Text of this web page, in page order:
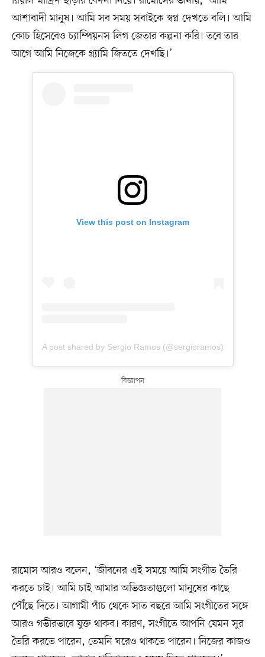
আশাবাদী মানুষ। আমি সব সময় সবাইকে স্বপ্ন দেখতে বলি। আমি
কোচ হিসেবেও চ্যাম্পিয়নস লিগ জেতার কল্পনা করি। তবে তার
আগে আমি নিজেকে গ্র্যামি জিততে দেখছি।’
View this post on Instagram
A post shared by Sergio Ramos (@sergioramos)
রামোস আরও বলেন, ‘জীবনের এই সময়ে আমি সংগীত তৈরি
করতে চাই। আমি চাই আমার অভিজ্ঞতাগুলো মানুষের কাছে
পৌঁছে দিতে। আগামী পাঁচ থেকে সাত বছরে আমি সংগীতের সঙ্গে
আরও গভীরভাবে যুক্ত থাকব। কারণ, সংগীতে আপনি যেমন সুর
তৈরি করতে পারেন, তেমনি ঘরেও থাকতে পারেন। নিজের কাজও